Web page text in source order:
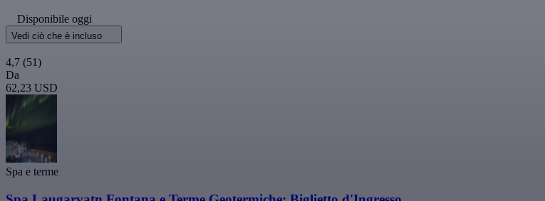
Disponibile oggi
Vedi ciò che è incluso
4,7 (51)
Da
62,23 USD
Spa e terme